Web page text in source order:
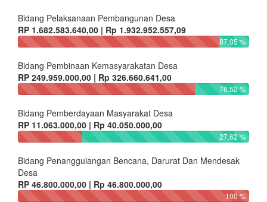
Bidang Pelaksanaan Pembangunan Desa
RP 1.682.583.640,00 | Rp 1.932.952.557,09
87.05 %
Bidang Pembinaan Kemasyarakatan Desa
RP 249.959.000,00 | Rp 326.660.641,00
76.52 %
Bidang Pemberdayaan Masyarakat Desa
RP 11.063.000,00 | Rp 40.050.000,00
27.62 %
Bidang Penanggulangan Bencana, Darurat Dan Mendesak
Desa
RP 46.800.000,00 | Rp 46.800.000,00
100 %